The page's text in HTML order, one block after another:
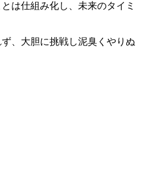
は仕組み化し、未来のタイミ
、大胆に挑戦し泥臭くやりぬ